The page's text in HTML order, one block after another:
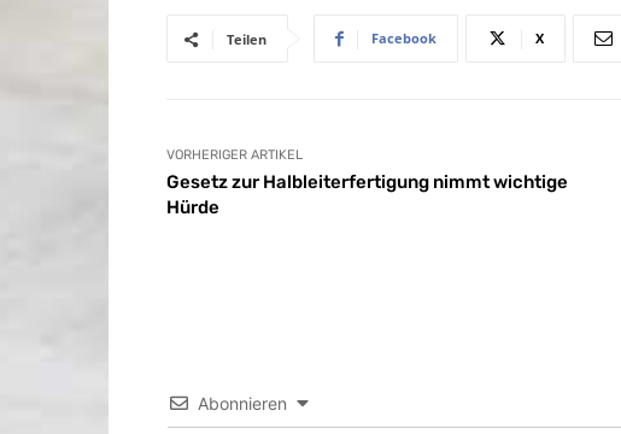
Teilen Facebook X
VORHERIGER ARTIKEL
Gesetz zur Halbleiterfertigung nimmt wichtige
Hürde
Abonnieren